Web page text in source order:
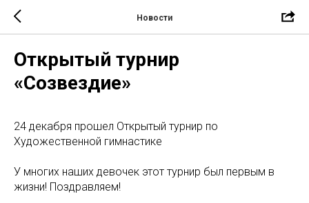
Новости
Открытый турнир
«Созвездие»
24 декабря прошел Открытый турнир по
Художественной гимнастике
У многих наших девочек этот турнир был первым в
жизни! Поздравляем!